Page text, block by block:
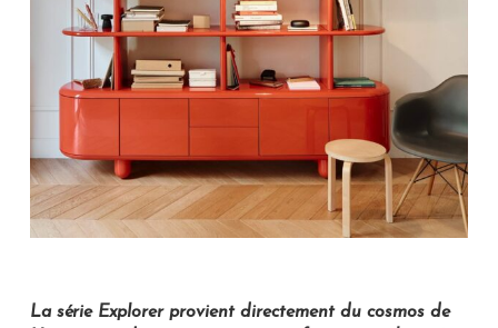
La série Explorer provient directement du cosmos de